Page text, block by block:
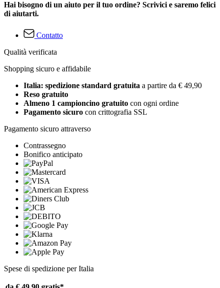
Hai bisogno di un aiuto per il tuo ordine? Scrivici e saremo felici
di aiutarti.
Contatto
Qualità verificata
Shopping sicuro e affidabile
Italia: spedizione standard gratuita a partire da € 49,90
Reso gratuito
Almeno 1 campioncino gratuito con ogni ordine
Pagamento sicuro con crittografia SSL
Pagamento sicuro attraverso
Contrassegno
Bonifico anticipato
Spese di spedizione per Italia